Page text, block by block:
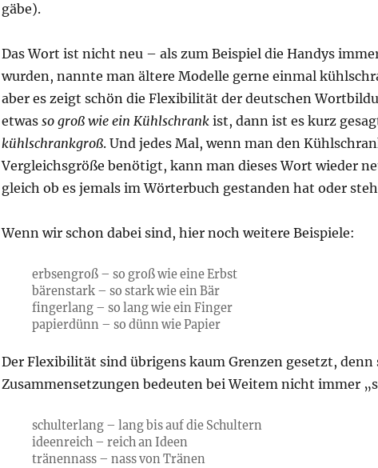
gäbe).
Das Wort ist nicht neu – als zum Beispiel die Handys
wurden, nannte man ältere Modelle gerne einmal
aber es zeigt schön die Flexibilität der deutschen
etwas so groß wie ein Kühlschrankist, dann ist es kurz
kühlschrankgroß. Und jedes Mal, wenn man den
Vergleichsgröße benötigt, kann man dieses Wort wieder
gleich ob es jemals im Wörterbuch gestanden hat oder
Wenn wir schon dabei sind, hier noch weitere Beispiele:
erbsengroß – so groß wie eine Erbst
bärenstark – so stark wie ein Bär
fingerlang – so lang wie ein Finger
papierdünn – so dünn wie Papier
Der Flexibilität sind übrigens kaum Grenzen gesetzt, denn
Zusammensetzungen bedeuten bei Weitem nicht immer
schulterlang – lang bis auf die Schultern
ideenreich – reich an Ideen
tränennass – nass von Tränen